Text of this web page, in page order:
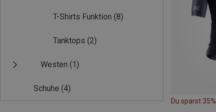
T-Shirts Funktion (8)
Tanktops (2)
Westen (1)
Schuhe (4)
Du sparst 35%